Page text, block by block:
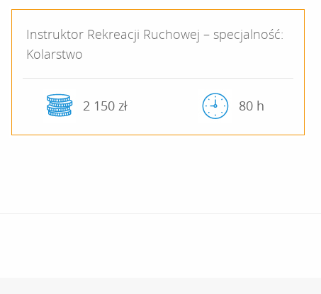
Instruktor Rekreacji Ruchowej – specjalność:
Kolarstwo
2 150 zł 80 h